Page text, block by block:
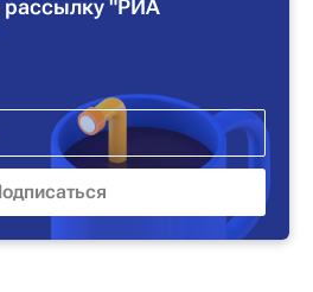
"РИА